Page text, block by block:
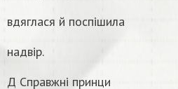
вдяглася й поспішила
надвір.
Д Справжні принци